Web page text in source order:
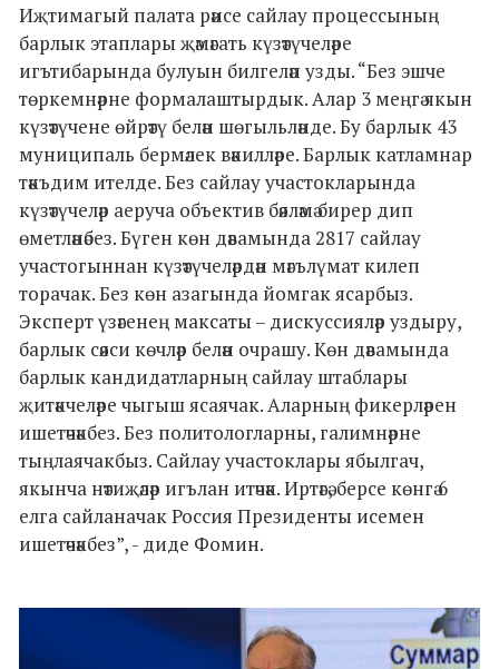
Иҗтимагый палата рәисе сайлау процессының
барлык этаплары җәмәгать күзәтүчеләре
игътибарында булуын билгеләп узды. “Без эшче
төркемнәрне формалаштырдык. Алар 3 меңгә якын
күзәтүчене өйрәтү белән шөгыльләнде. Бу барлык 43
муниципаль бермәлек вәкилләре. Барлык катламнар
тәкъдим ителде. Без сайлау участокларында
күзәтүчеләр аеруча объектив бәяләмә бирер дип
өметләнәбез. Бүген көн дәвамында 2817 сайлау
участогыннан күзәтүчеләрдән мәгълүмат килеп
торачак. Без көн азагында йомгак ясарбыз.
Эксперт үзәгенең максаты – дискуссияләр уздыру,
барлык сәяси көчләр белән очрашу. Көн дәвамында
барлык кандидатларның сайлау штаблары
җитәкчеләре чыгыш ясаячак. Аларның фикерләрен
ишетәчәкбез. Без политологларны, галимнәрне
тыңлаячакбыз. Сайлау участоклары ябылгач,
якынча нәтиҗәләр игълан итәчәк. Иртәгә, берсе көнгә 6
елга сайланачак Россия Президенты исемен
ишетәчәкбез”, - диде Фомин.